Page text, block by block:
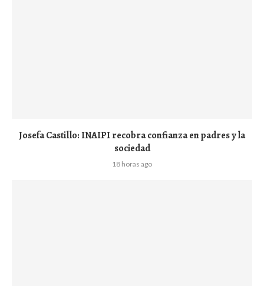
Josefa Castillo: INAIPI recobra confianza en padres y la
sociedad
18 horas ago